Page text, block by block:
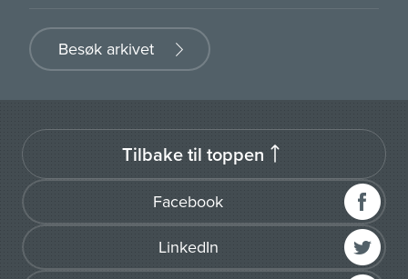
Besøk arkivet
Facebook
LinkedIn
Tilbake til toppen